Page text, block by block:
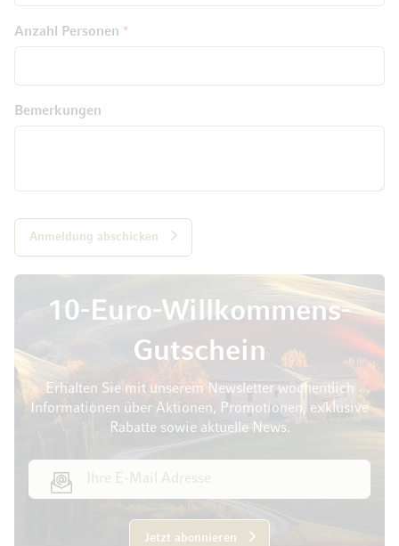
Anzahl Personen
Bemerkungen
Anmeldung abschicken
10-Euro-Willkommens-
Gutschein
Erhalten Sie mit unserem Newsletter wöchentlich
Informationen über Aktionen, Promotionen, exklusive
Rabatte sowie aktuelle News.
E-Mail Adresse
Jetzt abonnieren